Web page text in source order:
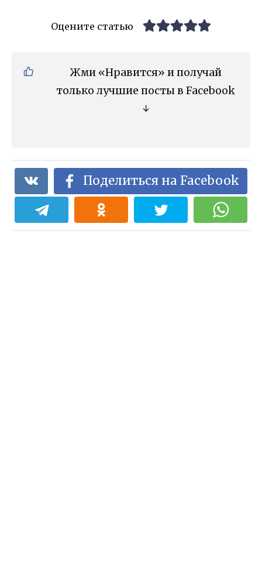
Оцените статью
Жми «Нравится» и получай
только лучшие посты в Facebook
↓
Поделиться на Facebook